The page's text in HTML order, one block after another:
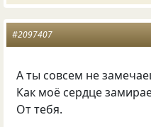
#2097407
А ты совсем не
Как моё сердце
От тебя.